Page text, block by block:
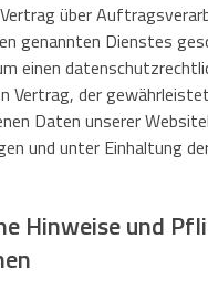
über
genannten Dienstes
einen
Vertrag, der
Daten unserer
und unter Einhaltung
Hinweise und